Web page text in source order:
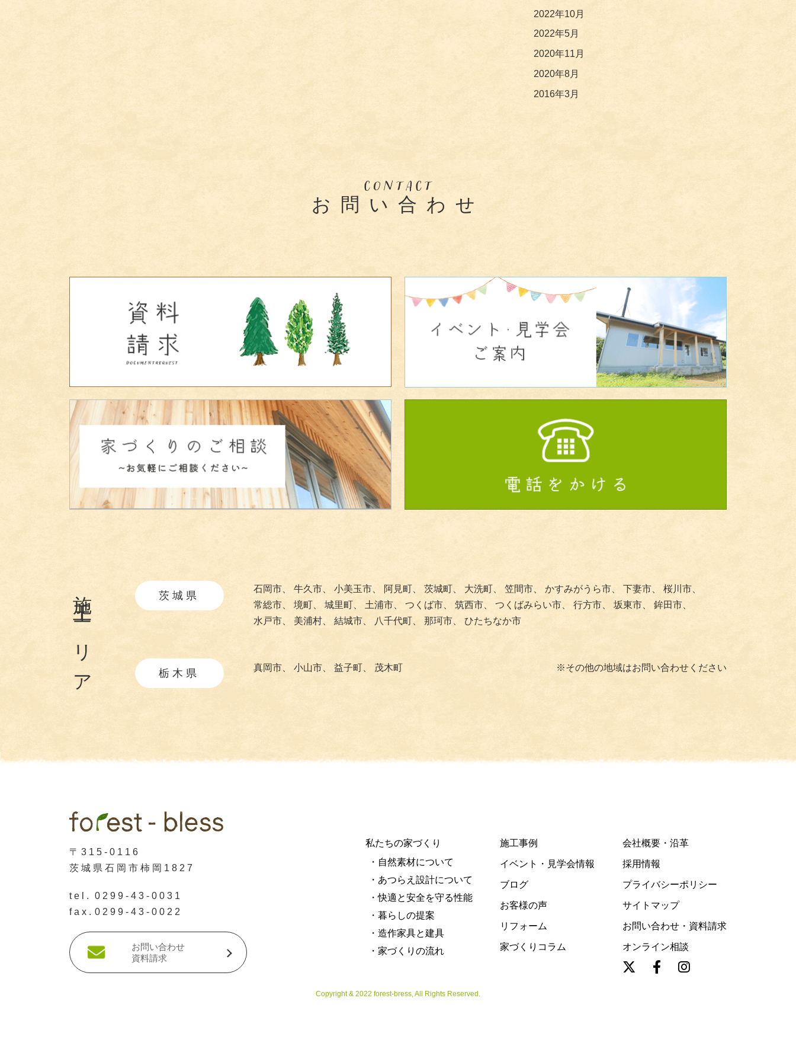
2022年10月
2022年5月
2020年11月
2020年8月
2016年3月
お問い合わせ
施工エリア 茨城県
石岡市、 牛久市、 小美玉市、 阿見町、 茨城町、 大洗町、 笠間市、 かすみがうら市、 下妻市、
桜川市、
常総市、
境町、 城里町、 土浦市、 つくば市、 筑西市、 つくばみらい市、 行方市、 坂東市、
鉾田市、
水戸市、
美浦村、 結城市、 八千代町、 那珂市、 ひたちなか市
栃木県 真岡市、 小山市、 益子町、 茂木町 ※その他の地域はお問い合わせください
〒315-0116
茨城県石岡市柿岡1827
tel.
0299-43-0031
fax. 0299-43-0022
お問い合わせ
資料請求
私たちの家づくり
・自然素材について
・あつらえ設計について
・快適と安全を守る性能
・暮らしの提案
・造作家具と建具
・家づくりの流れ
施工事例
イベント・見学会情報
ブログ
お客様の声
リフォーム
家づくりコラム
会社概要・沿革
採用情報
プライバシーポリシー
サイトマップ
お問い合わせ・資料請求
オンライン相談
Copyright & 2022 forest-bress, All Rights Reserved.